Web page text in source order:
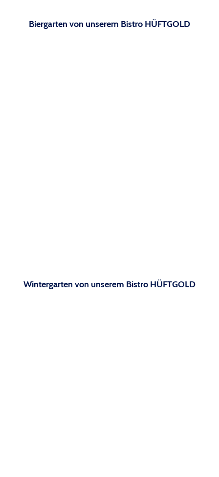
Biergarten von unserem Bistro HÜFTGOLD
Wintergarten von unserem Bistro HÜFTGOLD